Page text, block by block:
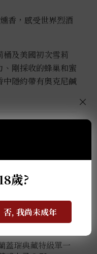
香，感受世界烈酒
桶及美國初次雪莉
剛採收的蜂巢和蜜
隱約帶有奧克尼鹹
蓋瑞典藏特級單一
歲?
否, 我尚未成年
×